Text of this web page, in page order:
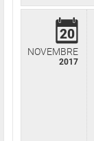
20
NOVEMBRE
2017